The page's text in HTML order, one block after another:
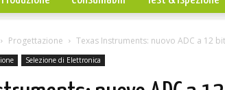
Progettazione Texas Instruments: nuovo ADC a 12
Selezione di Elettronica